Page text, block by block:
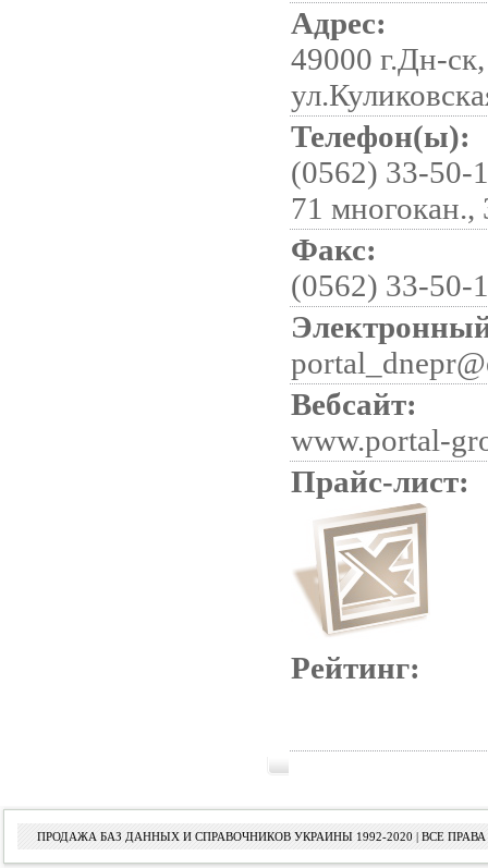
Адрес:
49000 г.Дн-ск,
Телефон(ы):
(0562) 33-50-
71 многокан.,
Факс:
(0562) 33-50-
Вебсайт:
www.portal-
Прайс-лист:
Рейтинг:
ПРОДАЖА БАЗ ДАННЫХ И СПРАВОЧНИКОВ УКРАИНЫ 1992-2020 | ВСЕ